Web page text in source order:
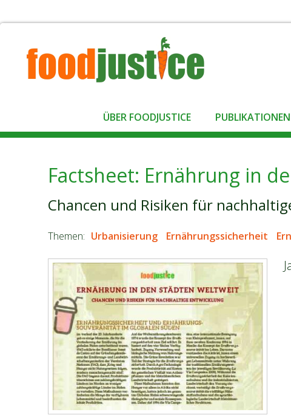
ÜBER FOODJUSTICE PUBLIKATIONEN
Factsheet: Ernährung in
Chancen und Risiken für
Themen: Urbanisierung Ernährungssicherheit